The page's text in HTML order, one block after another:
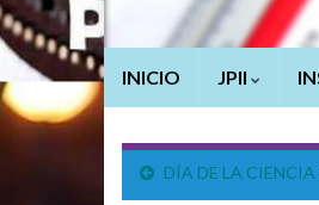
INICIO JPII
DÍA DE LA CIENCIA